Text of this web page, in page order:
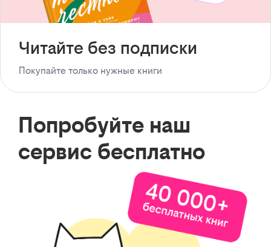
Читайте без подписки
Покупайте только нужные книги
Попробуйте наш
сервис бесплатно